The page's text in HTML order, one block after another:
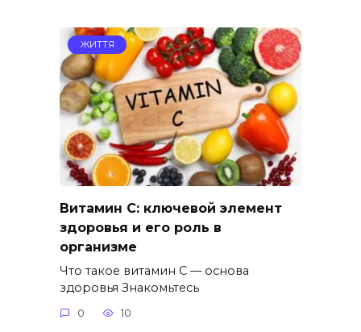
ЖИТТЯ
Витамин C: ключевой элемент
здоровья и его роль в
организме
Что такое витамин C — основа
здоровья Знакомьтесь
0 10